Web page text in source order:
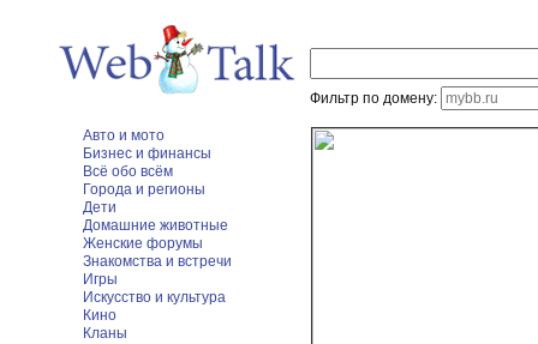
Фильтр по домену:
Авто и мото
Бизнес и финансы
Всё обо всём
Города и регионы
Дети
Домашние животные
Женские форумы
Знакомства и встречи
Игры
Искусство и культура
Кино
Кланы